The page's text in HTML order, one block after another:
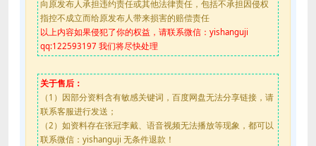
向原发布人承担违约责任或其他法律责任，包括不承担因侵权
指控不成立而给原发布人带来损害的赔偿责任
以上内容如果侵犯了你的权益，请联系微信：yishanguji
qq:122593197 我们将尽快处理
关于售后：
（1）因部分资料含有敏感关键词，百度网盘无法分享链接，请
联系客服进行发送；
（2）如资料存在张冠李戴、语音视频无法播放等现象，都可以
联系微信：yishanguji 无条件退款！